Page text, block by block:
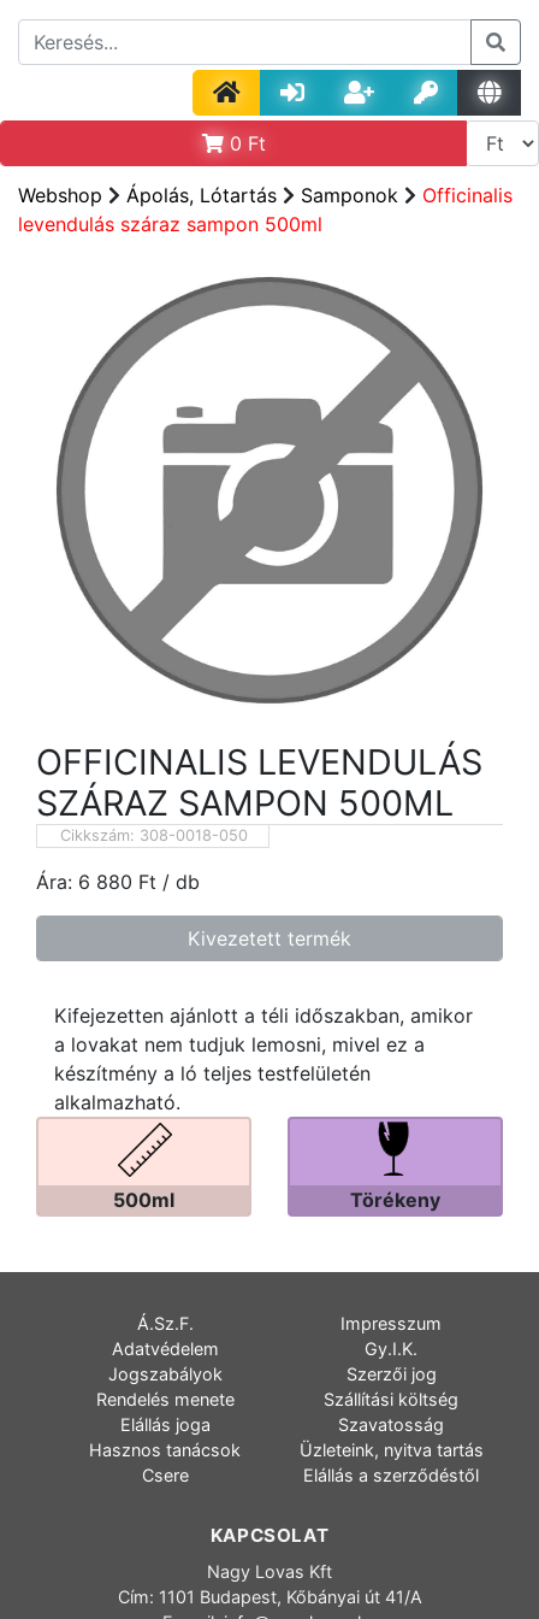
0 Ft
Webshop Ápolás, Lótartás Samponok
Officinalis
levendulás száraz sampon 500ml
OFFICINALIS LEVENDULÁS
SZÁRAZ SAMPON 500ML
Cikkszám: 308-0018-050
Ára: 6 880 Ft / db
Kivezetett termék
Kifejezetten ajánlott a téli időszakban, amikor
a lovakat nem tudjuk lemosni, mivel ez a
készítmény a ló teljes testfelületén
alkalmazható.
500ml Törékeny
Á.Sz.F.
Impresszum
Adatvédelem
Gy.I.K.
Jogszabályok
Szerzői jog
Rendelés menete
Szállítási költség
Elállás joga
Szavatosság
Hasznos tanácsok
Üzleteink, nyitva tartás
Csere
Elállás a szerződéstől
KAPCSOLAT
Nagy Lovas Kft
Cím: 1101 Budapest, Kőbányai út 41/A